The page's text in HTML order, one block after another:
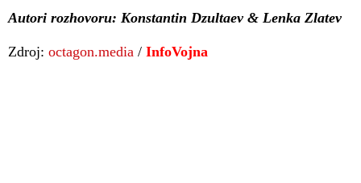
Autori rozhovoru: Konstantin Dzultaev & Lenka Zlatev
Zdroj: octagon.media / InfoVojna